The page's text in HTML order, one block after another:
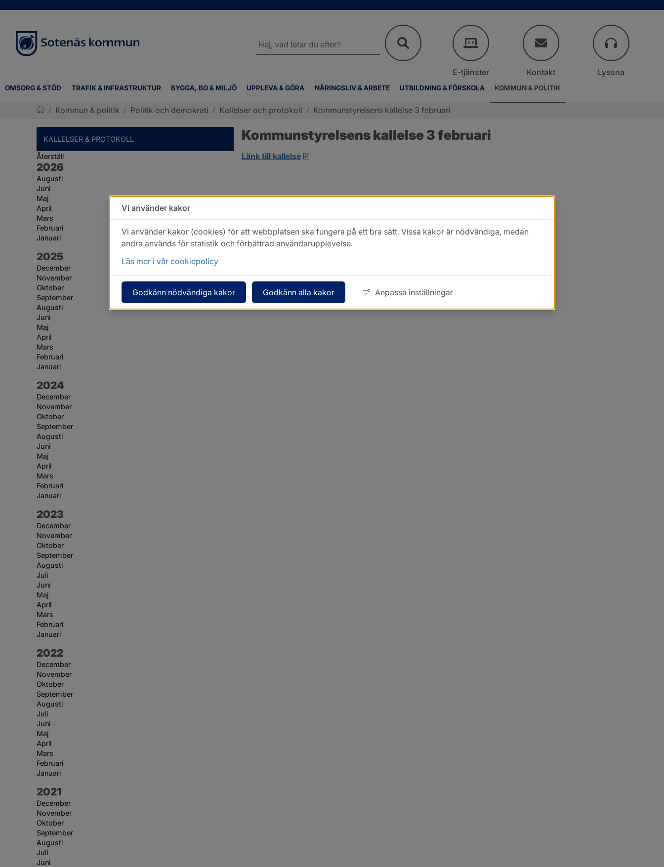
OMSORG & STÖD TRAFIK & INFRASTRUKTUR BYGGA, BO & MILJÖ UPPLEVA & GÖRA NÄRINGSLIV & ARBETE UTBILDNING & FÖRSKOLA KOMMUN & POLITIK
webbplatsen
E-tjänster Kontakt Lyssna
/ Kommun & politik / Politik och demokrati / Kallelser och protokoll / Kommunstyrelsens kallelse 3 februari
KALLELSER & PROTOKOLL
Återställ
År:
2026
Augusti
Juni
Maj
April
Mars
Februari
Januari
År:
2025
December
November
Oktober
September
Augusti
Juni
Maj
April
Mars
Februari
Januari
År:
2024
December
November
Oktober
September
Augusti
Juni
Maj
April
Mars
Februari
Januari
År:
2023
December
November
Oktober
September
Augusti
Juli
Juni
Maj
April
Mars
Februari
Januari
År:
2022
December
November
Oktober
September
Augusti
Juli
Juni
Maj
April
Mars
Februari
Januari
År:
2021
December
November
Oktober
September
Augusti
Juli
Juni
Kommunstyrelsens kallelse 3 februari
Länk till kallelse pdf, 7.9 MB, öppnas i nytt fönster.
Vi använder kakor
Vi använder kakor (cookies) för att webbplatsen ska fungera på ett bra sätt. Vissa kakor är nödvändiga, medan
andra används för statistik och förbättrad användarupplevelse.
Läs mer i vår cookiepolicy
Godkänn nödvändiga kakor Godkänn alla kakor Anpassa inställningar